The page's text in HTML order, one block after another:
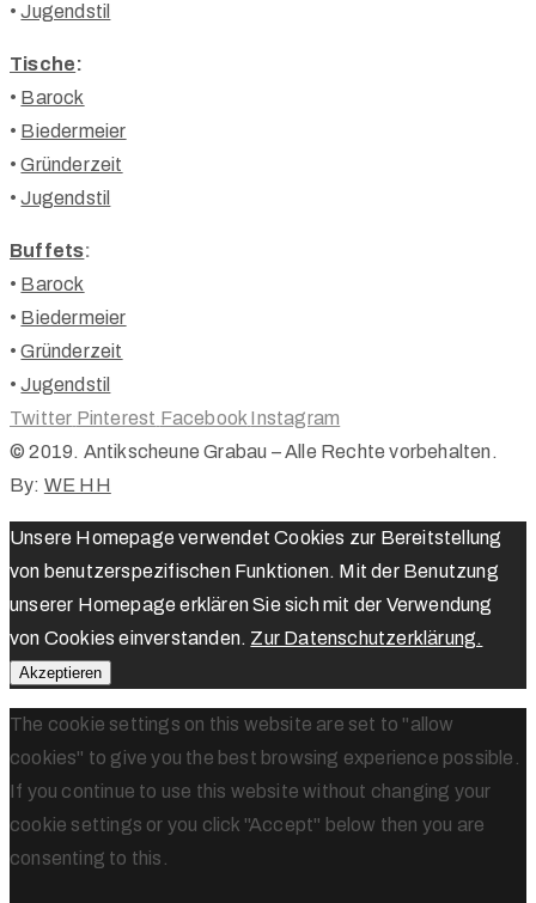
•Jugendstil
Tische:
• Barock
• Biedermeier
•Gründerzeit
•Jugendstil
Buffets:
• Barock
• Biedermeier
•Gründerzeit
•Jugendstil
Twitter Pinterest Facebook Instagram
© 2019. Antikscheune Grabau – Alle Rechte vorbehalten.
By: WE HH
Unsere Homepage verwendet Cookies zur Bereitstellung
von benutzerspezifischen Funktionen. Mit der Benutzung
unserer Homepage erklären Sie sich mit der Verwendung
von Cookies einverstanden. Zur Datenschutzerklärung.
Akzeptieren
The cookie settings on this website are set to "allow
cookies" to give you the best browsing experience possible.
If you continue to use this website without changing your
cookie settings or you click "Accept" below then you are
consenting to this.